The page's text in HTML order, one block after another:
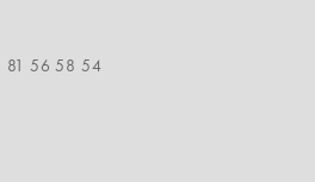
81 56 58 54